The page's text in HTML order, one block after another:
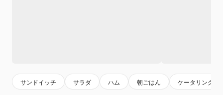
サンドイッチ サラダ ハム 朝ごはん ケータリング